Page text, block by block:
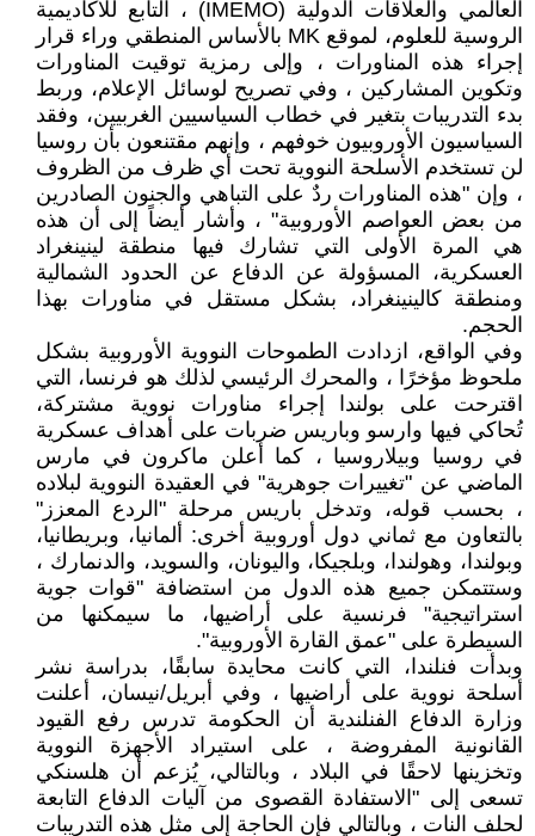
العالمي والعلاقات الدولية (IMEMO) ، التابع للأكاديمية
الروسية للعلوم، لموقع MK بالأساس المنطقي وراء قرار
إجراء هذه المناورات ، وإلى رمزية توقيت المناورات
وتكوين المشاركين ، وفي تصريح لوسائل الإعلام، وربط
بدء التدريبات بتغير في خطاب السياسيين الغربيين، وفقد
السياسيون الأوروبيون خوفهم ، وإنهم مقتنعون بأن روسيا
لن تستخدم الأسلحة النووية تحت أي ظرف من الظروف
، وإن "هذه المناورات ردٌ على التباهي والجنون الصادرين
من بعض العواصم الأوروبية" ، وأشار أيضاً إلى أن هذه
هي المرة الأولى التي تشارك فيها منطقة لينينغراد
العسكرية، المسؤولة عن الدفاع عن الحدود الشمالية
ومنطقة كالينينغراد، بشكل مستقل في مناورات بهذا
الحجم.
وفي الواقع، ازدادت الطموحات النووية الأوروبية بشكل
ملحوظ مؤخرًا ، والمحرك الرئيسي لذلك هو فرنسا، التي
اقترحت على بولندا إجراء مناورات نووية مشتركة،
تُحاكي فيها وارسو وباريس ضربات على أهداف عسكرية
في روسيا وبيلاروسيا ، كما أعلن ماكرون في مارس
الماضي عن "تغييرات جوهرية" في العقيدة النووية لبلاده
، بحسب قوله، وتدخل باريس مرحلة "الردع المعزز"
بالتعاون مع ثماني دول أوروبية أخرى: ألمانيا، وبريطانيا،
وبولندا، وهولندا، وبلجيكا، واليونان، والسويد، والدنمارك ،
وستتمكن جميع هذه الدول من استضافة "قوات جوية
استراتيجية" فرنسية على أراضيها، ما سيمكنها من
السيطرة على "عمق القارة الأوروبية".
وبدأت فنلندا، التي كانت محايدة سابقًا، بدراسة نشر
أسلحة نووية على أراضيها ، وفي أبريل/نيسان، أعلنت
وزارة الدفاع الفنلندية أن الحكومة تدرس رفع القيود
القانونية المفروضة ، على استيراد الأجهزة النووية
وتخزينها لاحقًا في البلاد ، وبالتالي، يُزعم أن هلسنكي
تسعى إلى "الاستفادة القصوى من آليات الدفاع التابعة
لحلف النات ، وبالتالي فإن الحاجة إلى مثل هذه التدريبات